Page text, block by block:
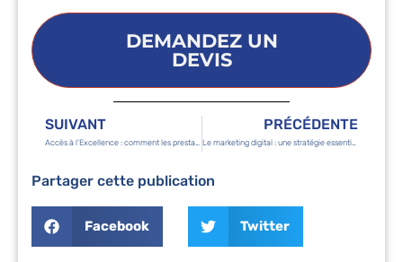
DEMANDEZ UN
DEVIS
SUIVANT PRÉCÉDENTE
Le marketing digital : une stratégie essentielle à l’ouverture de votre société à Madagascar
Partager cette publication
Facebook Twitter